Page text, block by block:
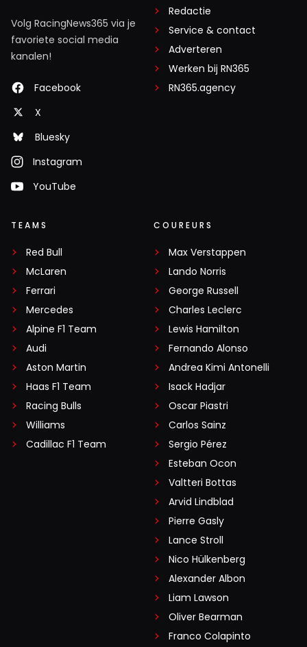
Volg RacingNews365 via je
favoriete social media
kanalen!
Facebook
X
Bluesky
Instagram
YouTube
Redactie
Service & contact
Adverteren
Werken bij RN365
RN365.agency
TEAMS
Red Bull
McLaren
Ferrari
Mercedes
Alpine F1 Team
Audi
Aston Martin
Haas F1 Team
Racing Bulls
Williams
Cadillac F1 Team
COUREURS
Max Verstappen
Lando Norris
George Russell
Charles Leclerc
Lewis Hamilton
Fernando Alonso
Andrea Kimi Antonelli
Isack Hadjar
Oscar Piastri
Carlos Sainz
Sergio Pérez
Esteban Ocon
Valtteri Bottas
Arvid Lindblad
Pierre Gasly
Lance Stroll
Nico Hülkenberg
Alexander Albon
Liam Lawson
Oliver Bearman
Franco Colapinto